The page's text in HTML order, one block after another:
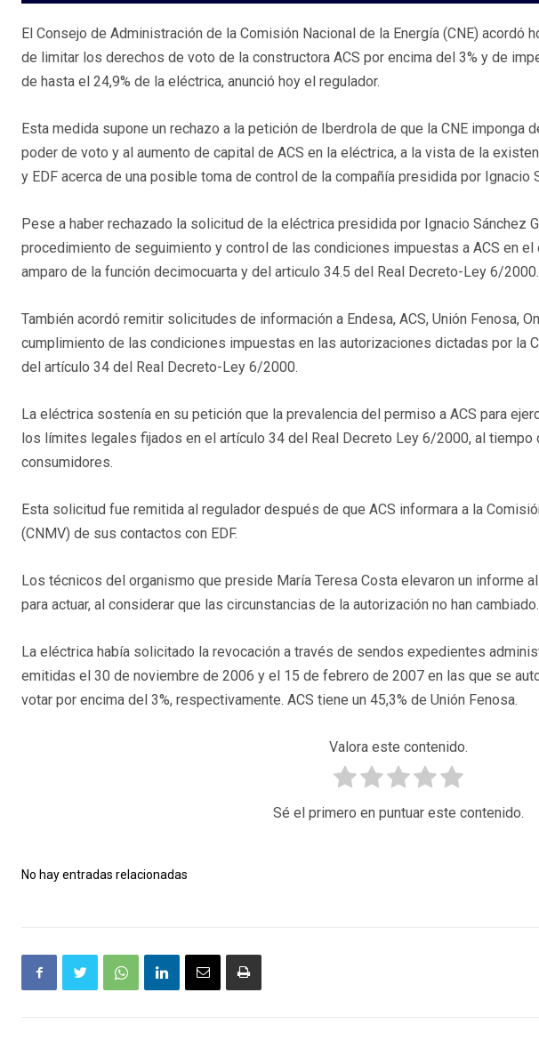
El Consejo de Administración de la Comisión Nacional de la Energía (CNE)
de limitar los derechos de voto de la constructora ACS por encima del 3% y de
de hasta el 24,9% de la eléctrica, anunció hoy el regulador.
Esta medida supone un rechazo a la petición de Iberdrola de que la CNE imponga
poder de voto y al aumento de capital de ACS en la eléctrica, a la vista de la
y EDF acerca de una posible toma de control de la compañía presidida por Ignacio
Pese a haber rechazado la solicitud de la eléctrica presidida por Ignacio Sánchez
procedimiento de seguimiento y control de las condiciones impuestas a ACS en
amparo de la función decimocuarta y del articulo 34.5 del Real Decreto-Ley 6/2000.
También acordó remitir solicitudes de información a Endesa, ACS, Unión Fenosa,
cumplimiento de las condiciones impuestas en las autorizaciones dictadas por la
del artículo 34 del Real Decreto-Ley 6/2000.
La eléctrica sostenía en su petición que la prevalencia del permiso a ACS para
los límites legales fijados en el artículo 34 del Real Decreto Ley 6/2000, al tiempo
consumidores.
Esta solicitud fue remitida al regulador después de que ACS informara a la
(CNMV) de sus contactos con EDF.
Los técnicos del organismo que preside María Teresa Costa elevaron un informe
para actuar, al considerar que las circunstancias de la autorización no han cambiado.
La eléctrica había solicitado la revocación a través de sendos expedientes
emitidas el 30 de noviembre de 2006 y el 15 de febrero de 2007 en las que se
votar por encima del 3%, respectivamente. ACS tiene un 45,3% de Unión Fenosa.
Valora este contenido.
Sé el primero en puntuar este contenido.
No hay entradas relacionadas